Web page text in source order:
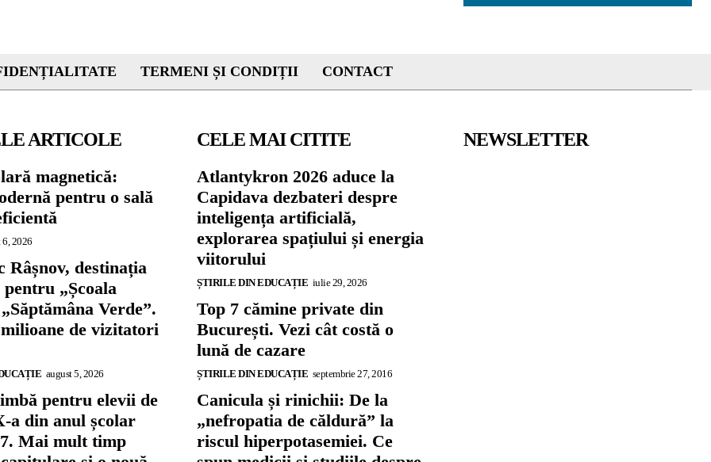
TERMENI ȘI CONDIȚII CONTACT
ARTICOLE
magnetică:
pentru o sală
6, 2026
Râșnov, destinația
„Școala
Verde”.
milioane de vizitatori
august 5, 2026
pentru elevii de
a din anul școlar
Mai mult timp
CELE MAI CITITE
Atlantykron 2026 aduce la
Capidava dezbateri despre
inteligența artificială,
explorarea spațiului și energia
viitorului
ȘTIRILE DIN EDUCAȚIE iulie 29, 2026
Top 7 cămine private din
București. Vezi cât costă o
lună de cazare
ȘTIRILE DIN EDUCAȚIE septembrie 27, 2016
Canicula și rinichii: De la
„nefropatia de căldură” la
riscul hiperpotasemiei. Ce
NEWSLETTER